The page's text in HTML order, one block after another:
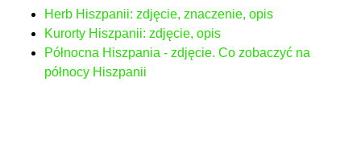
Herb Hiszpanii: zdjęcie, znaczenie, opis
Kurorty Hiszpanii: zdjęcie, opis
Północna Hiszpania - zdjęcie. Co zobaczyć na
północy Hiszpanii